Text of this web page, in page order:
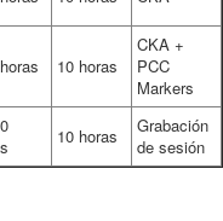
10 horas
CKA +
PCC
Markers
10 horas
Grabación
de sesión